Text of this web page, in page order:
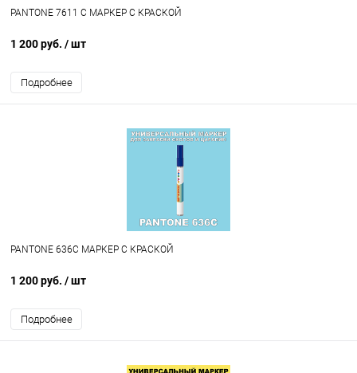
PANTONE 7611 C МАРКЕР С КРАСКОЙ
1 200 руб. / шт
Подробнее
PANTONE 636C МАРКЕР С КРАСКОЙ
1 200 руб. / шт
Подробнее